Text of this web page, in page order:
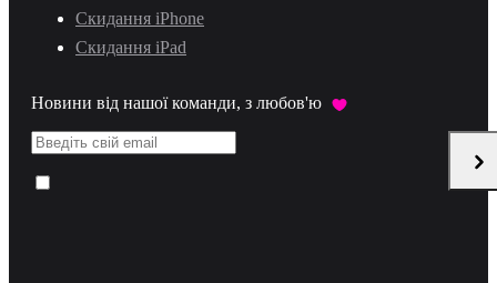
Скидання iPhone
Скидання iPad
Новини від нашої команди, з любов'ю